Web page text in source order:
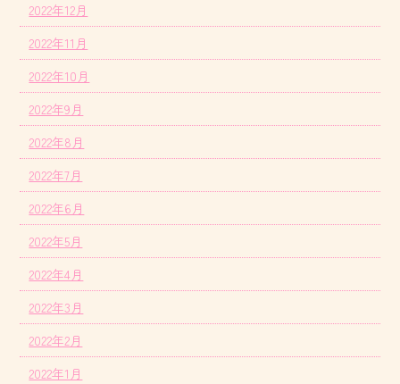
2022年12月
2022年11月
2022年10月
2022年9月
2022年8月
2022年7月
2022年6月
2022年5月
2022年4月
2022年3月
2022年2月
2022年1月